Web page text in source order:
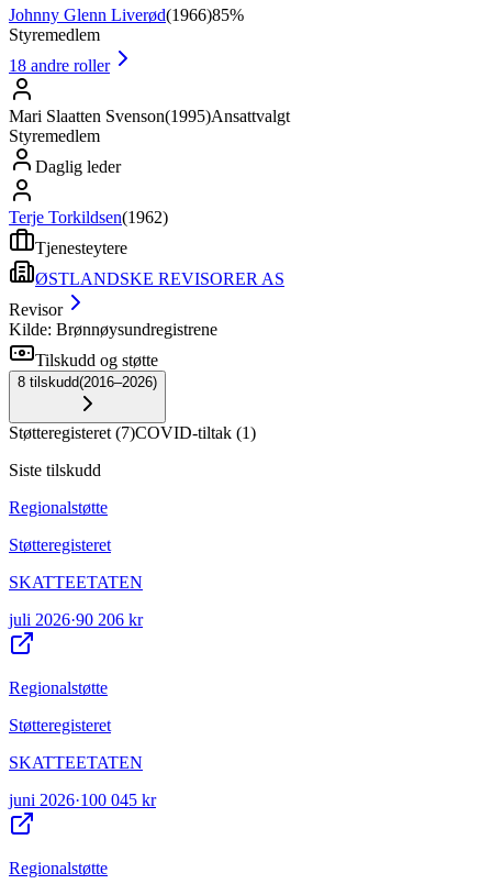
Johnny Glenn Liverød(1966)85%
Styremedlem
18 andre roller
Mari Slaatten Svenson(1995)Ansattvalgt
Styremedlem
Daglig leder
Terje Torkildsen(1962)
Tjenesteytere
ØSTLANDSKE REVISORER AS
Revisor
Kilde: Brønnøysundregistrene
Tilskudd og støtte
8 tilskudd(2016–2026)
Støtteregisteret (7)COVID-tiltak (1)
Siste tilskudd
Regionalstøtte
Støtteregisteret
SKATTEETATEN
juli 2026·90 206 kr
Regionalstøtte
Støtteregisteret
SKATTEETATEN
juni 2026·100 045 kr
Regionalstøtte